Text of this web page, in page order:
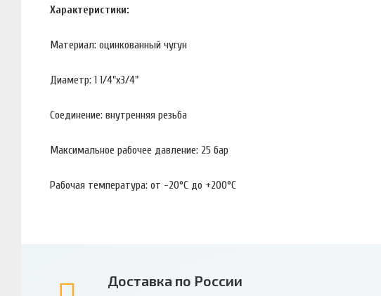
Характеристики:
Материал: оцинкованный чугун
Диаметр: 1 1/4"х3/4"
Соединение: внутренняя резьба
Максимальное рабочее давление: 25 бар
Рабочая температура: от -20°С до +200°С
Доставка по России